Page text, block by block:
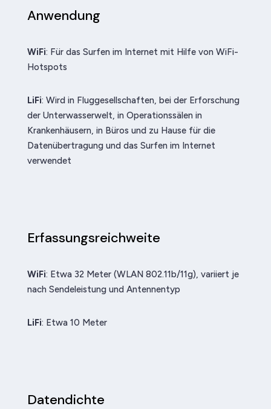
Anwendung
WiFi: Für das Surfen im Internet mit Hilfe von WiFi-
Hotspots
LiFi: Wird in Fluggesellschaften, bei der Erforschung
der Unterwasserwelt, in Operationssälen in
Krankenhäusern, in Büros und zu Hause für die
Datenübertragung und das Surfen im Internet
verwendet
Erfassungsreichweite
WiFi: Etwa 32 Meter (WLAN 802.11b/11g), variiert je
nach Sendeleistung und Antennentyp
LiFi: Etwa 10 Meter
Datendichte